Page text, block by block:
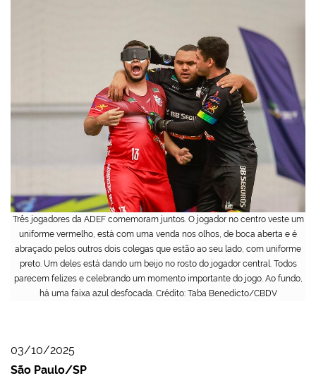
Três jogadores da ADEF comemoram juntos. O jogador no centro veste um
uniforme vermelho, está com uma venda nos olhos, de boca aberta e é
abraçado pelos outros dois colegas que estão ao seu lado, com uniforme
preto. Um deles está dando um beijo no rosto do jogador central. Todos
parecem felizes e celebrando um momento importante do jogo. Ao fundo,
há uma faixa azul desfocada. Crédito: Taba Benedicto/CBDV
03/10/2025
São Paulo/SP